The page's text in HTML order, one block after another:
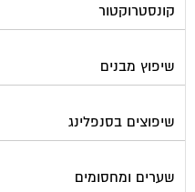
קונסטרוקטור
שיפוץ מבנים
שיפוצים בסנפלינג
שערים ומחסומים